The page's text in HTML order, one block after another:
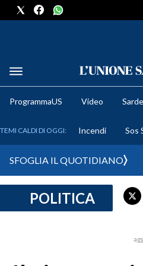
METEO
CRONACA SARDEGNA
ProgrammaUS Video
TEMI CALDI DI OGGI: Incendi Sos
SFOGLIA IL QUOTIDIANO
POLITICA